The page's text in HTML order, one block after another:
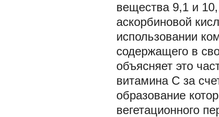
вещества 9,1 и
аскорбиновой
использовании
содержащего в
объясняет это
витамина С за
образование
вегетационного